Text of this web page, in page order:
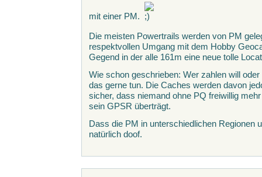
mit einer PM.
Die meisten Powertrails werden von PM
respektvollen Umgang mit dem Hobby
Gegend in der alle 161m eine neue tolle
Wie schon geschrieben: Wer zahlen will
das gerne tun. Die Caches werden davon
sicher, dass niemand ohne PQ freiwillig
sein GPSR überträgt.
Dass die PM in unterschiedlichen Regionen
natürlich doof.